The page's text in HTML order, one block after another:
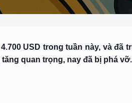
USD trong tuần này, và
quan trọng, nay đã bị phá vỡ.